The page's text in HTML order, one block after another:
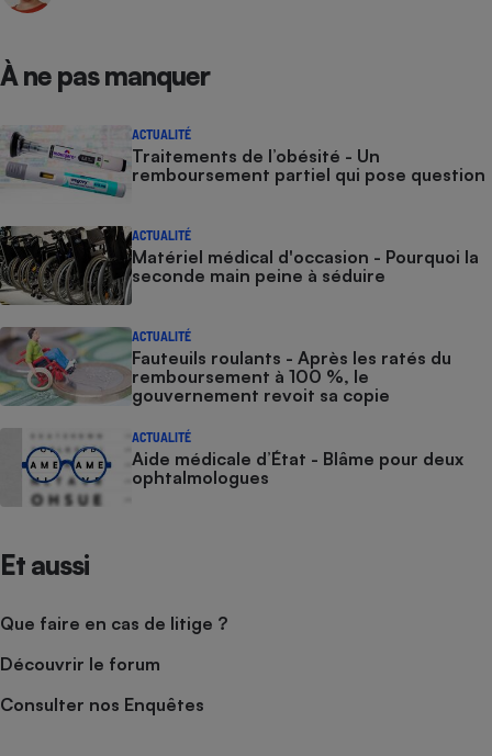
À ne pas manquer
ACTUALITÉ
Traitements de l’obésité - Un
remboursement partiel qui pose question
ACTUALITÉ
Matériel médical d'occasion - Pourquoi la
seconde main peine à séduire
ACTUALITÉ
Fauteuils roulants - Après les ratés du
remboursement à 100 %, le
gouvernement revoit sa copie
ACTUALITÉ
Aide médicale d’État - Blâme pour deux
ophtalmologues
Et aussi
Que faire en cas de litige ?
Découvrir le forum
Consulter nos Enquêtes